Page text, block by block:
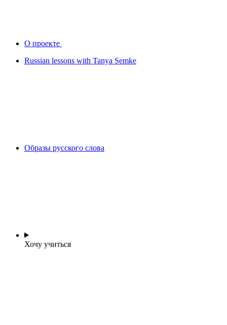
О проекте
Russian lessons with Tanya Semke
Образы русского слова
Хочу учиться